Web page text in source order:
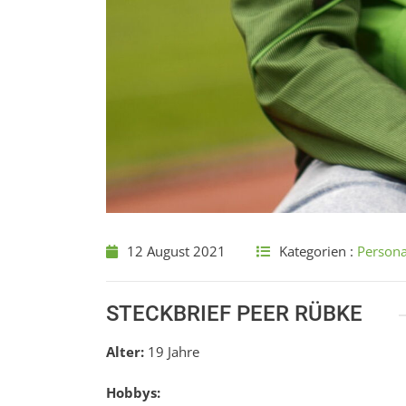
12 August 2021 Kategorien :
STECKBRIEF PEER RÜBKE
Alter: 19 Jahre
Hobbys: